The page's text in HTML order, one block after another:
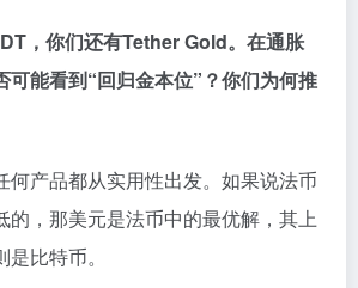
，你们还有Tether Gold。在通胀
可能看到“回归金本位”？你们为何推
何产品都从实用性出发。如果说法币
的，那美元是法币中的最优解，其上
比特币。